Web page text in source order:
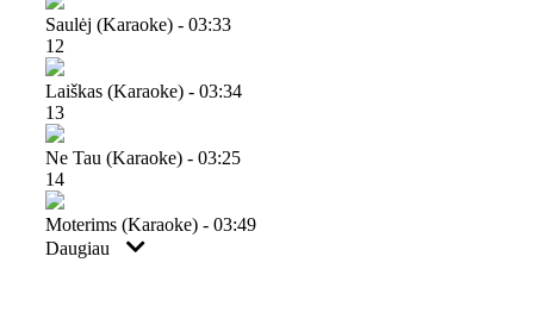
Saulėj (karaoke) - 03:33
12
Laiškas (karaoke) - 03:34
13
Ne Tau (karaoke) - 03:25
14
Moterims (karaoke) - 03:49
Daugiau